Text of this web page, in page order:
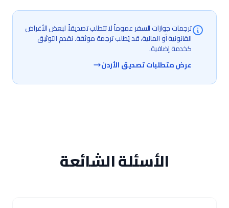
ترجمات جوازات السفر عموماً لا تتطلب تصديقاً. لبعض الأغراض
القانونية أو المالية، قد يُطلب ترجمة موثقة. نقدم التوثيق
كخدمة إضافية.
عرض متطلبات تصديق الأردن
الأسئلة الشائعة